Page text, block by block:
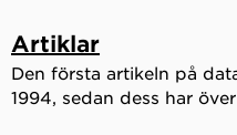
Artiklar
Den första artikeln på
1994, sedan dess har